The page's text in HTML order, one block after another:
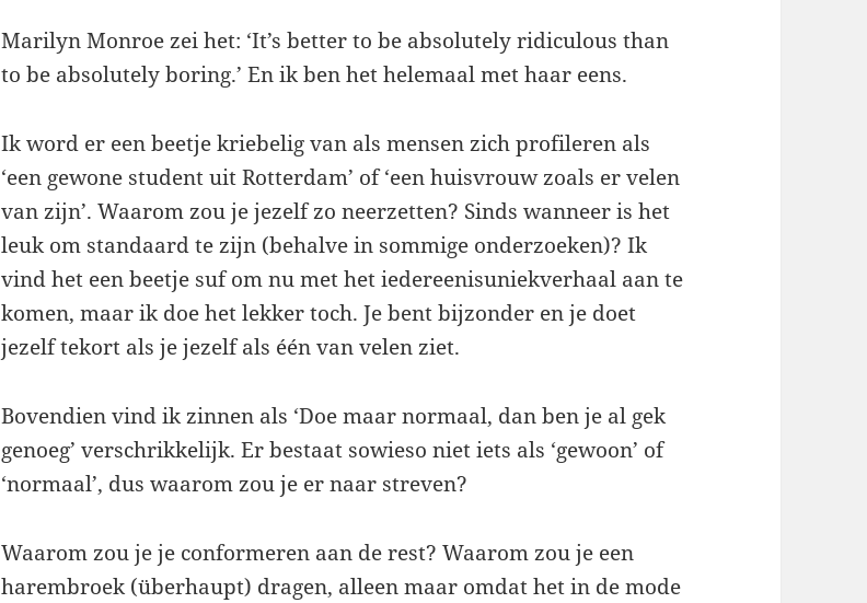
Marilyn Monroe zei het: ‘It’s better to be absolutely ridiculous than
to be absolutely boring.’ En ik ben het helemaal met haar eens.
Ik word er een beetje kriebelig van als mensen zich profileren als
‘een gewone student uit Rotterdam’ of ‘een huisvrouw zoals er velen
van zijn’. Waarom zou je jezelf zo neerzetten? Sinds wanneer is het
leuk om standaard te zijn (behalve in sommige onderzoeken)? Ik
vind het een beetje suf om nu met het iedereenisuniekverhaal aan te
komen, maar ik doe het lekker toch. Je bent bijzonder en je doet
jezelf tekort als je jezelf als één van velen ziet.
Bovendien vind ik zinnen als ‘Doe maar normaal, dan ben je al gek
genoeg’ verschrikkelijk. Er bestaat sowieso niet iets als ‘gewoon’ of
‘normaal’, dus waarom zou je er naar streven?
Waarom zou je je conformeren aan de rest? Waarom zou je een
harembroek (überhaupt) dragen, alleen maar omdat het in de mode